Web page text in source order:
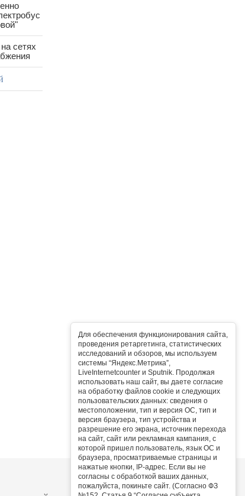
Для обеспечения функционирования сайта,
проведения ретаргетинга, статистических
исследований и обзоров, мы используем
системы “Яндекс.Метрика”,
LiveInternetcounter и Sputnik. Продолжая
использовать наш сайт, вы даете согласие
на обработку файлов cookie и следующих
пользовательских данных: сведения о
местоположении, тип и версия ОС, тип и
версия браузера, тип устройства и
разрешение его экрана, источник перехода
на сайт, сайт или рекламная кампания, с
которой пришел пользователь, язык ОС и
браузера, просматриваемые страницы и
нажатые кнопки, IP-адрес. Если вы не
согласны с обработкой ваших данных,
пожалуйста, покиньте сайт. (Согласно ФЗ
сетях